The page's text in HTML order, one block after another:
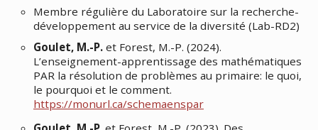
Membre régulière du Laboratoire sur la recherche-
développement au service de la diversité (Lab-RD2)
Goulet, M.-P.et Forest, M.-P. (2024).
L’enseignement-apprentissage des mathématiques
PAR la résolution de problèmes au primaire: le quoi,
le pourquoi et le comment.
https://monurl.ca/schemaenspar